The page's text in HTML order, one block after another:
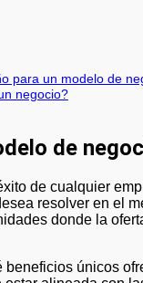
para un modelo de
negocio?
de
resolver en el
donde la
beneficios únicos